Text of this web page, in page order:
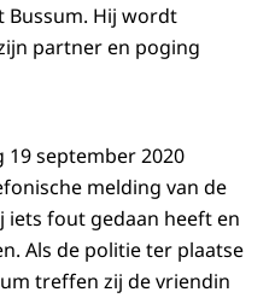
Bussum. Hij wordt
partner en poging
september 2020
melding van de
iets fout gedaan heeft en
Als de politie ter plaatse
treffen zij de vriendin